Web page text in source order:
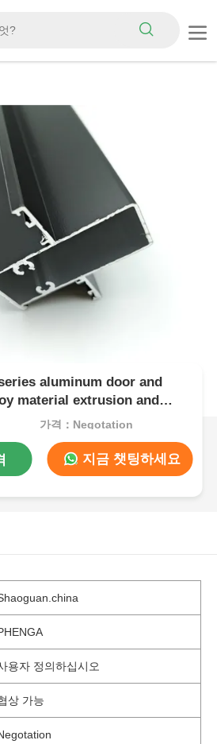
aluminum door and
material extrusion and
services가격：Negotation
지금 챗팅하세요
용자 정의하십시오
상 가능